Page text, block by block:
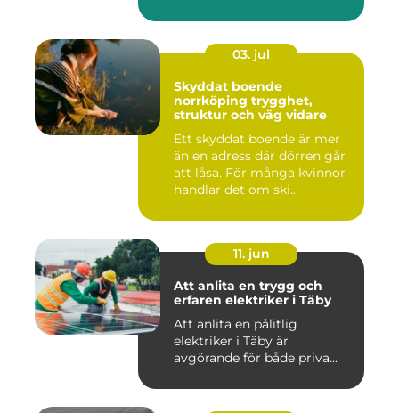
03. jul
Skyddat boende
norrköping trygghet,
struktur och väg vidare
Ett skyddat boende är mer
än en adress där dörren går
att låsa. För många kvinnor
handlar det om ski...
11. jun
Att anlita en trygg och
erfaren elektriker i Täby
Att anlita en pålitlig
elektriker i Täby är
avgörande för både priva...